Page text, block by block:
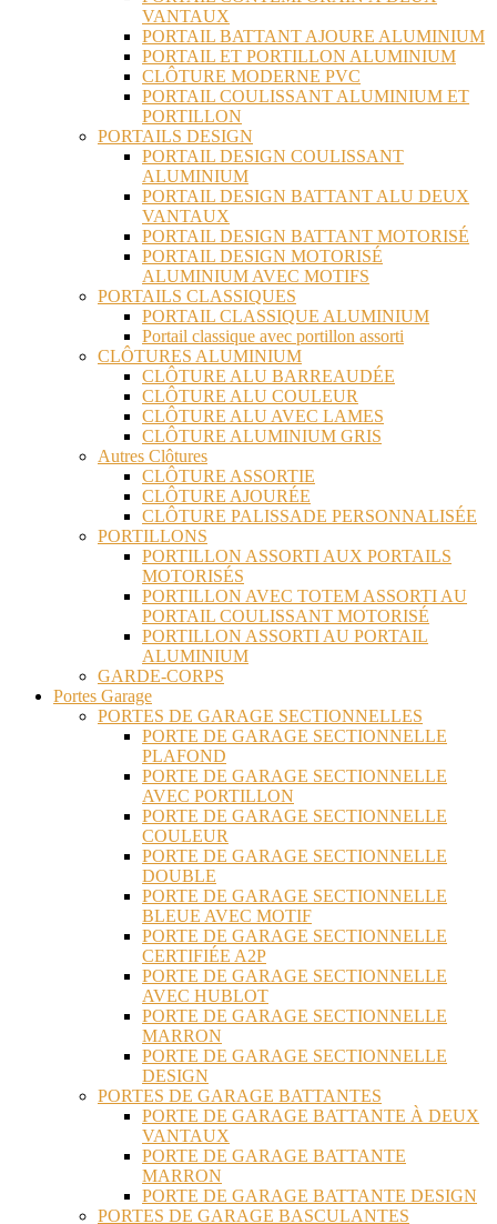
VANTAUX
PORTAIL BATTANT AJOURE ALUMINIUM
PORTAIL ET PORTILLON ALUMINIUM
CLÔTURE MODERNE PVC
PORTAIL COULISSANT ALUMINIUM ET
PORTILLON
PORTAILS DESIGN
PORTAIL DESIGN COULISSANT
ALUMINIUM
PORTAIL DESIGN BATTANT ALU DEUX
VANTAUX
PORTAIL DESIGN BATTANT MOTORISÉ
PORTAIL DESIGN MOTORISÉ
ALUMINIUM AVEC MOTIFS
PORTAILS CLASSIQUES
PORTAIL CLASSIQUE ALUMINIUM
Portail classique avec portillon assorti
CLÔTURES ALUMINIUM
CLÔTURE ALU BARREAUDÉE
CLÔTURE ALU COULEUR
CLÔTURE ALU AVEC LAMES
CLÔTURE ALUMINIUM GRIS
Autres Clôtures
CLÔTURE ASSORTIE
CLÔTURE AJOURÉE
CLÔTURE PALISSADE PERSONNALISÉE
PORTILLONS
PORTILLON ASSORTI AUX PORTAILS
MOTORISÉS
PORTILLON AVEC TOTEM ASSORTI AU
PORTAIL COULISSANT MOTORISÉ
PORTILLON ASSORTI AU PORTAIL
ALUMINIUM
GARDE-CORPS
Portes Garage
PORTES DE GARAGE SECTIONNELLES
PORTE DE GARAGE SECTIONNELLE
PLAFOND
PORTE DE GARAGE SECTIONNELLE
AVEC PORTILLON
PORTE DE GARAGE SECTIONNELLE
COULEUR
PORTE DE GARAGE SECTIONNELLE
DOUBLE
PORTE DE GARAGE SECTIONNELLE
BLEUE AVEC MOTIF
PORTE DE GARAGE SECTIONNELLE
CERTIFIÉE A2P
PORTE DE GARAGE SECTIONNELLE
AVEC HUBLOT
PORTE DE GARAGE SECTIONNELLE
MARRON
PORTE DE GARAGE SECTIONNELLE
DESIGN
PORTES DE GARAGE BATTANTES
PORTE DE GARAGE BATTANTE À DEUX
VANTAUX
PORTE DE GARAGE BATTANTE
MARRON
PORTE DE GARAGE BATTANTE DESIGN
PORTES DE GARAGE BASCULANTES